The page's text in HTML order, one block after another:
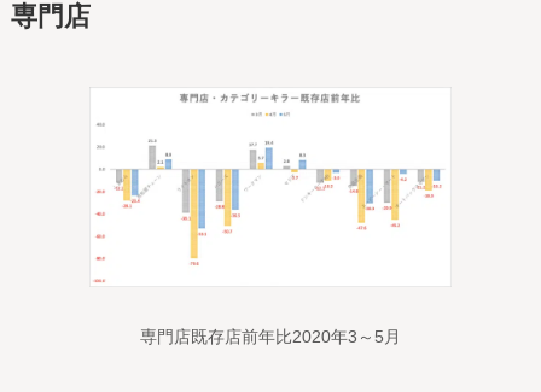
専門店
専門店既存店前年比2020年3～5月